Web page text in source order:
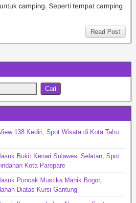
camping. Seperti tempat camping
Read Post
138 Kediri, Spot Wisata di Kota Tahu
Bukit Kenari Sulawesi Selatan, Spot
Kota Parepare
Puncak Mustika Manik Bogor,
Diatas Kursi Gantung